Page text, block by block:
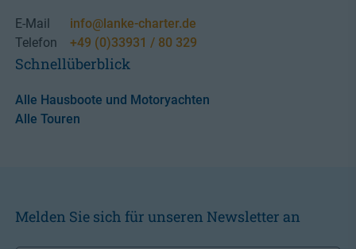
E-Mail
info@lanke-charter.de
Telefon
+49 (0)33931 / 80 329
Schnellüberblick
Alle Hausboote und Motoryachten
Alle Touren
Melden Sie sich für unseren Newsletter an